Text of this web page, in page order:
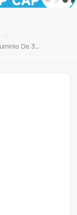
/
Lata De Bebida - Lata Estándar De Aluminio De 355 Ml